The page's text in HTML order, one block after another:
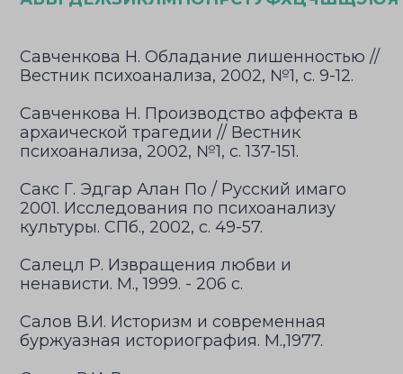
Савченкова Н. Обладание лишенностью //
Вестник психоанализа, 2002, №1, с. 9-12.
Савченкова Н. Производство аффекта в
архаической трагедии // Вестник
психоанализа, 2002, №1, с. 137-151.
Сакс Г. Эдгар Алан По / Русский имаго
2001. Исследования по психоанализу
культуры. СПб., 2002, с. 49-57.
Салецл Р. Извращения любви и
ненависти. М., 1999. - 206 с.
Салов В.И. Историзм и современная
буржуазная историография. М.,1977.